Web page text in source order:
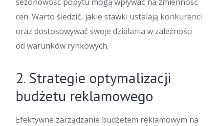
sezonowość popytu mogą wpływać na zmienność
cen. Warto śledzić, jakie stawki ustalają konkurenci
oraz dostosowywać swoje działania w zależności
od warunków rynkowych.
2. Strategie optymalizacji
budżetu reklamowego
Efektywne zarządzanie budżetem reklamowym na